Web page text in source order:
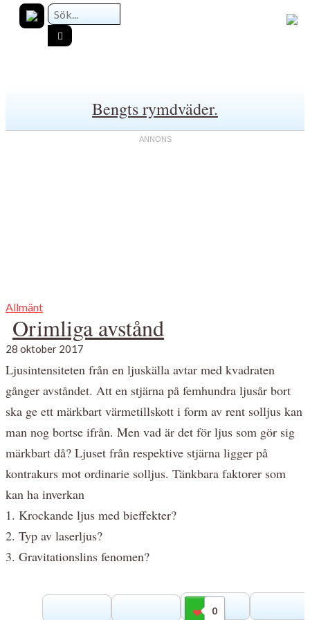
Bengts rymdväder.
Allmänt
Orimliga avstånd
28 oktober 2017
Ljusintensiteten från en ljuskälla avtar med kvadraten
gånger avståndet. Att en stjärna på femhundra ljusår bort
ska ge ett märkbart värmetillskott i form av rent solljus kan
man nog bortse ifrån. Men vad är det för ljus som gör sig
märkbart då? Ljuset från respektive stjärna ligger på
kontrakurs mot ordinarie solljus. Tänkbara faktorer som
kan ha inverkan
1. Krockande ljus med bieffekter?
2. Typ av laserljus?
3. Gravitationslins fenomen?
0
Gilla